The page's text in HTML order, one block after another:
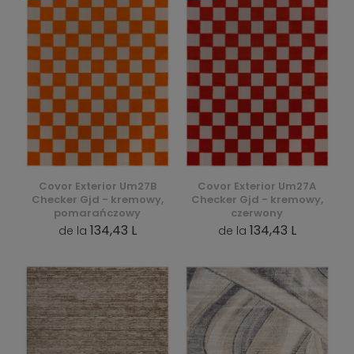
Covor Exterior Um27B
Checker Gjd - kremowy,
pomarańczowy
de la 134,43 L
Covor Exterior Um27A
Checker Gjd - kremowy,
czerwony
de la 134,43 L